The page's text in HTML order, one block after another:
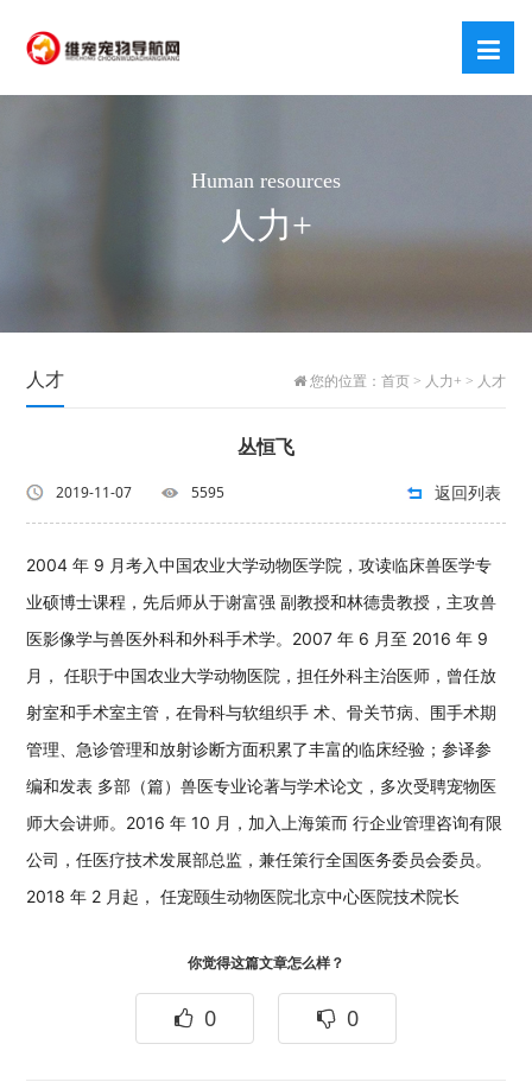
Human resources
人力+
人才 您的位置： 首页> 人力+ > 人才
丛恒飞
2019-11-07 5595 返回列表
2004 年 9 月考入中国农业大学动物医学院，攻读临床兽医学专
业硕博士课程，先后师从于谢富强 副教授和林德贵教授，主攻兽
医影像学与兽医外科和外科手术学。2007 年 6 月至 2016 年 9
月， 任职于中国农业大学动物医院，担任外科主治医师，曾任放
射室和手术室主管，在骨科与软组织手 术、骨关节病、围手术期
管理、急诊管理和放射诊断方面积累了丰富的临床经验；参译参
编和发表 多部（篇）兽医专业论著与学术论文，多次受聘宠物医
师大会讲师。2016 年 10 月，加入上海策而 行企业管理咨询有限
公司，任医疗技术发展部总监，兼任策行全国医务委员会委员。
2018 年 2 月起， 任宠颐生动物医院北京中心医院技术院长
你觉得这篇文章怎么样？
0 0